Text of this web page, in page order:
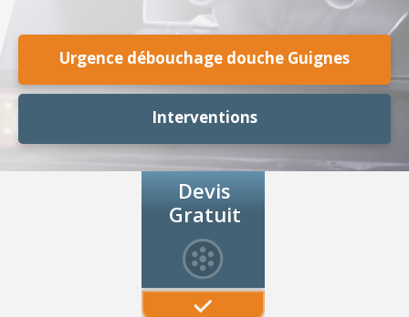
Urgence débouchage douche Guignes
Interventions
Devis
Gratuit